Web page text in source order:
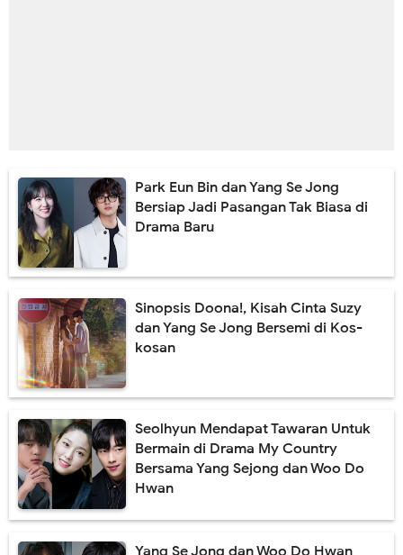
Park Eun Bin dan Yang Se Jong
Bersiap Jadi Pasangan Tak Biasa di
Drama Baru
Sinopsis Doona!, Kisah Cinta Suzy
dan Yang Se Jong Bersemi di Kos-
kosan
Seolhyun Mendapat Tawaran Untuk
Bermain di Drama My Country
Bersama Yang Sejong dan Woo Do
Hwan
Yang Se Jong dan Woo Do Hwan